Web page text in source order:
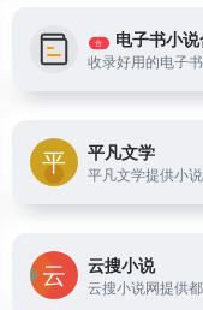
合 电子书小
收录好用的电子
平凡文学
云搜小说